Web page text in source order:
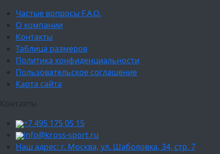
Частые вопросы F.A.Q.
О компании
Контакты
Таблица размеров
Политика конфиденциальности
Пользовательское соглашение
Карта сайта
Контакты
+7 495 175 05 15
info@kross-sport.ru
Наш адрес: г. Москва, ул. Шаболовка, 34, стр. 7